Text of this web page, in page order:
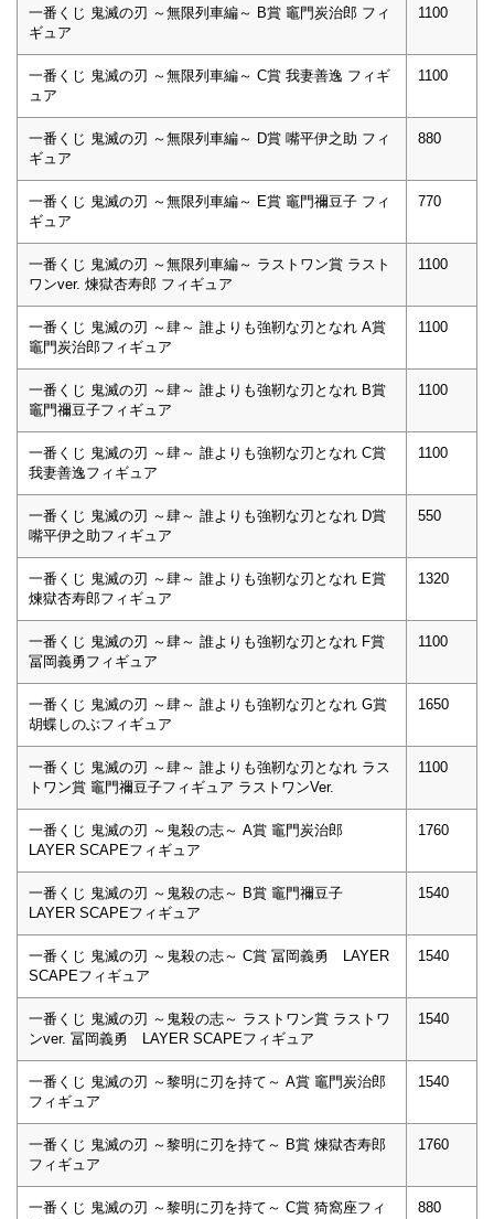
一番くじ 鬼滅の刃 ～無限列車編～ B賞 竈門炭治郎 フィ
ギュア
1100
一番くじ 鬼滅の刃 ～無限列車編～ C賞 我妻善逸 フィギ
ュア
1100
一番くじ 鬼滅の刃 ～無限列車編～ D賞 嘴平伊之助 フィ
ギュア
880
一番くじ 鬼滅の刃 ～無限列車編～ E賞 竈門禰豆子 フィ
ギュア
770
一番くじ 鬼滅の刃 ～無限列車編～ ラストワン賞 ラスト
ワンver. 煉獄杏寿郎 フィギュア
1100
一番くじ 鬼滅の刃 ～肆～ 誰よりも強靭な刃となれ A賞
竈門炭治郎フィギュア
1100
一番くじ 鬼滅の刃 ～肆～ 誰よりも強靭な刃となれ B賞
竈門禰豆子フィギュア
1100
一番くじ 鬼滅の刃 ～肆～ 誰よりも強靭な刃となれ C賞
我妻善逸フィギュア
1100
一番くじ 鬼滅の刃 ～肆～ 誰よりも強靭な刃となれ D賞
嘴平伊之助フィギュア
550
一番くじ 鬼滅の刃 ～肆～ 誰よりも強靭な刃となれ E賞
煉獄杏寿郎フィギュア
1320
一番くじ 鬼滅の刃 ～肆～ 誰よりも強靭な刃となれ F賞
冨岡義勇フィギュア
1100
一番くじ 鬼滅の刃 ～肆～ 誰よりも強靭な刃となれ G賞
胡蝶しのぶフィギュア
1650
一番くじ 鬼滅の刃 ～肆～ 誰よりも強靭な刃となれ ラス
トワン賞 竈門禰豆子フィギュア ラストワンVer.
1100
一番くじ 鬼滅の刃 ～鬼殺の志～ A賞 竈門炭治郎
LAYER SCAPEフィギュア
1760
一番くじ 鬼滅の刃 ～鬼殺の志～ B賞 竈門禰豆子
LAYER SCAPEフィギュア
1540
一番くじ 鬼滅の刃 ～鬼殺の志～ C賞 冨岡義勇 LAYER
SCAPEフィギュア
1540
一番くじ 鬼滅の刃 ～鬼殺の志～ ラストワン賞 ラストワ
ンver. 冨岡義勇 LAYER SCAPEフィギュア
1540
一番くじ 鬼滅の刃 ～黎明に刃を持て～ A賞 竈門炭治郎
フィギュア
1540
一番くじ 鬼滅の刃 ～黎明に刃を持て～ B賞 煉獄杏寿郎
フィギュア
1760
一番くじ 鬼滅の刃 ～黎明に刃を持て～ C賞 猗窩座フィ
880